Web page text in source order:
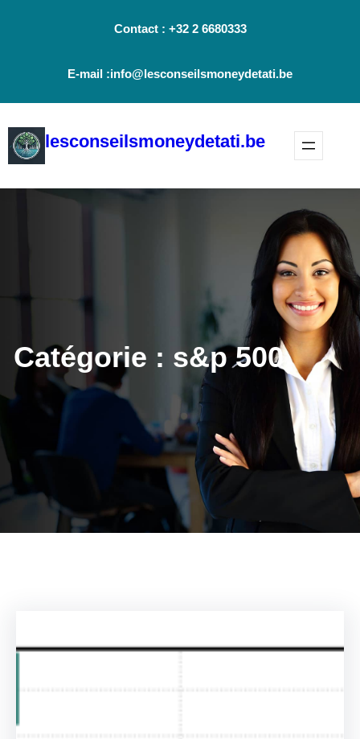
Contact : +32 2 6680333
E-mail :info@lesconseilsmoneydetati.be
lesconseilsmoneydetati.be
Catégorie : s&p 500